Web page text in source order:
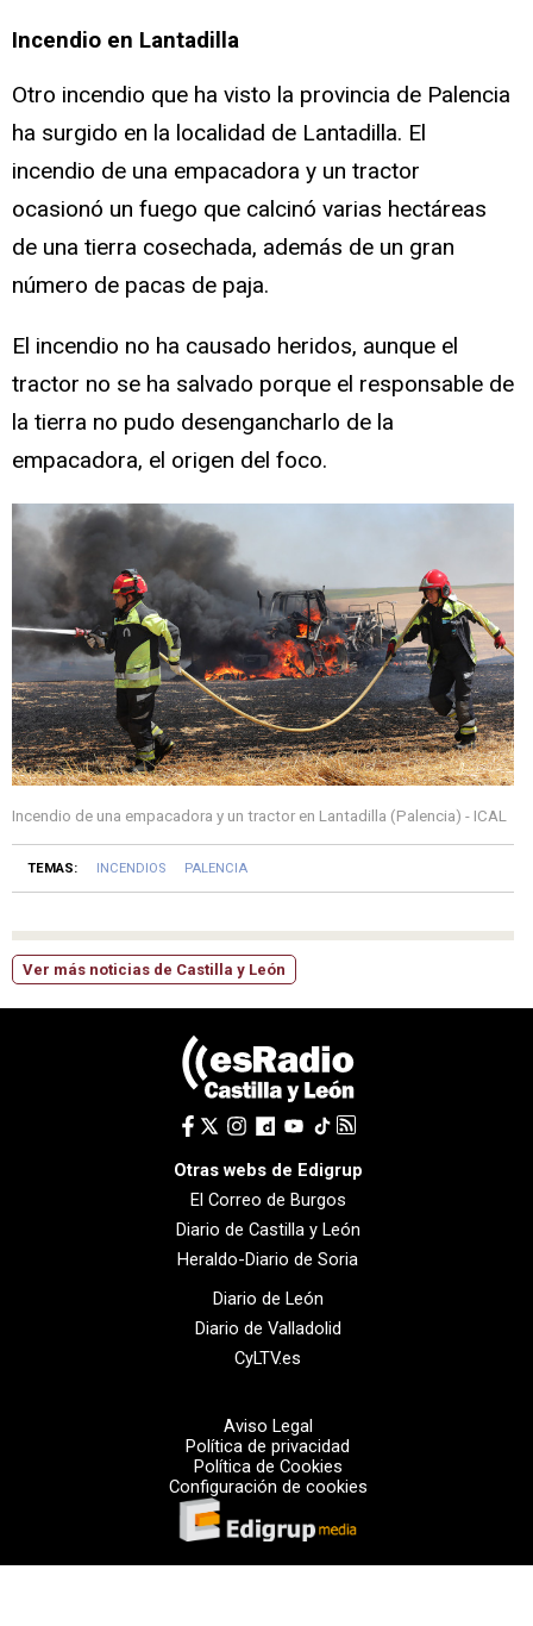
Incendio en Lantadilla
Otro incendio que ha visto la provincia de Palencia
ha surgido en la localidad de Lantadilla. El
incendio de una empacadora y un tractor
ocasionó un fuego que calcinó varias hectáreas
de una tierra cosechada, además de un gran
número de pacas de paja.
El incendio no ha causado heridos, aunque el
tractor no se ha salvado porque el responsable de
la tierra no pudo desengancharlo de la
empacadora, el origen del foco.
Incendio de una empacadora y un tractor en Lantadilla (Palencia) - ICAL
TEMAS: INCENDIOS PALENCIA
Ver más noticias de Castilla y León
Otras webs de Edigrup
El Correo de Burgos
Diario de Castilla y León
Heraldo-Diario de Soria
Diario de León
Diario de Valladolid
CyLTV.es
Aviso Legal
Política de privacidad
Política de Cookies
Configuración de cookies